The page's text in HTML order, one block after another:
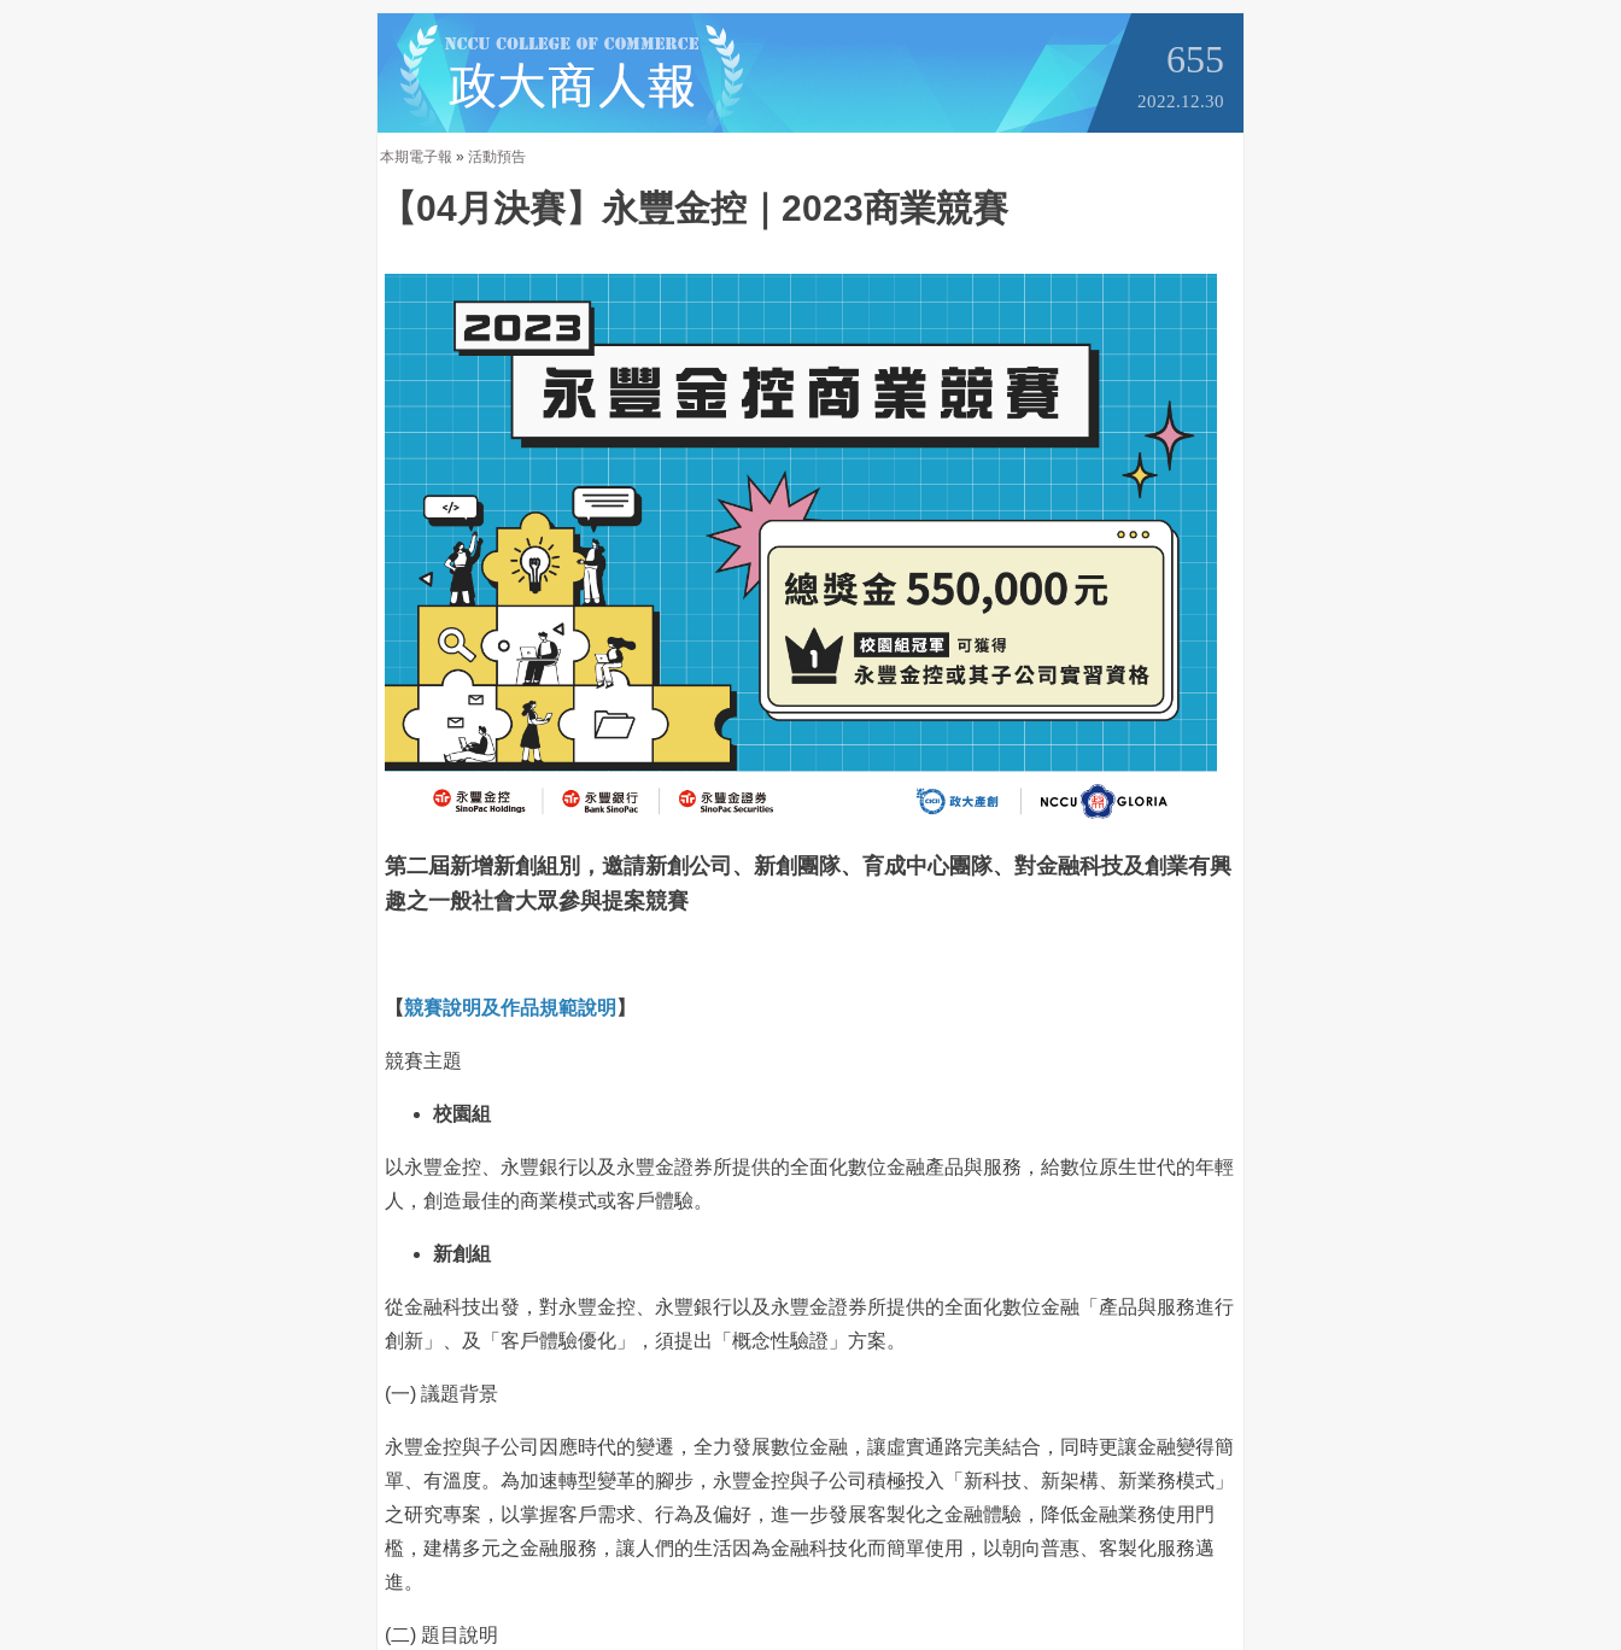
655
2022.12.30
本期電子報 » 活動預告
【04月決賽】永豐金控｜2023商業競賽
第二屆新增新創組別，邀請新創公司、新創團隊、育成中心團隊、對金融科技及創業有興
趣之一般社會大眾參與提案競賽
【競賽說明及作品規範說明 】
競賽主題
校園組
以永豐金控、永豐銀行以及永豐金證券所提供的全面化數位金融產品與服務，給數位原生世代的年輕
人，創造最佳的商業模式或客戶體驗。
新創組
從金融科技出發，對永豐金控、永豐銀行以及永豐金證券所提供的全面化數位金融「產品與服務進行
創新」、及「客戶體驗優化」，須提出「概念性驗證」方案。
(一) 議題背景
永豐金控與子公司因應時代的變遷，全力發展數位金融，讓虛實通路完美結合，同時更讓金融變得簡
單、有溫度。為加速轉型變革的腳步，永豐金控與子公司積極投入「新科技、新架構、新業務模式」
之研究專案，以掌握客戶需求、行為及偏好，進一步發展客製化之金融體驗，降低金融業務使用門
檻，建構多元之金融服務，讓人們的生活因為金融科技化而簡單使用，以朝向普惠、客製化服務邁
進。
(二) 題目說明